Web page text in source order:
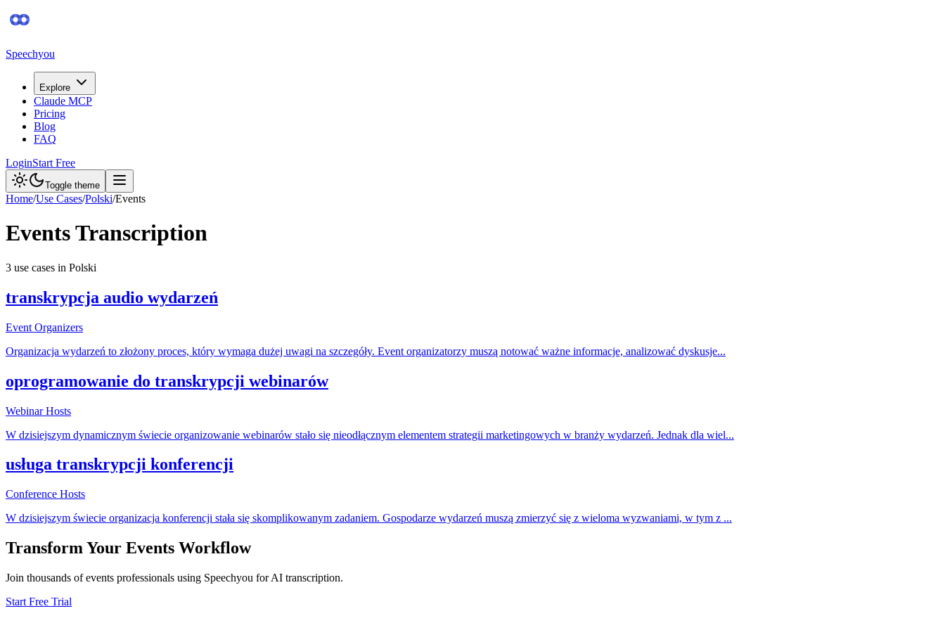
Speechyou
Explore
Claude MCP
Pricing
Blog
FAQ
LoginStart Free
Toggle theme
Home/Use Cases/Polski/Events
EventsTranscription
3 use cases in Polski
transkrypcja audio wydarzeń
Event Organizers
Organizacja wydarzeń to złożony proces, który wymaga dużej uwagi na szczegóły. Event organizatorzy muszą notować ważne informacje, analizować dyskusje...
oprogramowanie do transkrypcji webinarów
Webinar Hosts
W dzisiejszym dynamicznym świecie organizowanie webinarów stało się nieodłącznym elementem strategii marketingowych w branży wydarzeń. Jednak dla wiel...
usługa transkrypcji konferencji
Conference Hosts
W dzisiejszym świecie organizacja konferencji stała się skomplikowanym zadaniem. Gospodarze wydarzeń muszą zmierzyć się z wieloma wyzwaniami, w tym z ...
Transform Your Events Workflow
Join thousands ofevents professionals using Speechyou for AI transcription.
Start Free Trial